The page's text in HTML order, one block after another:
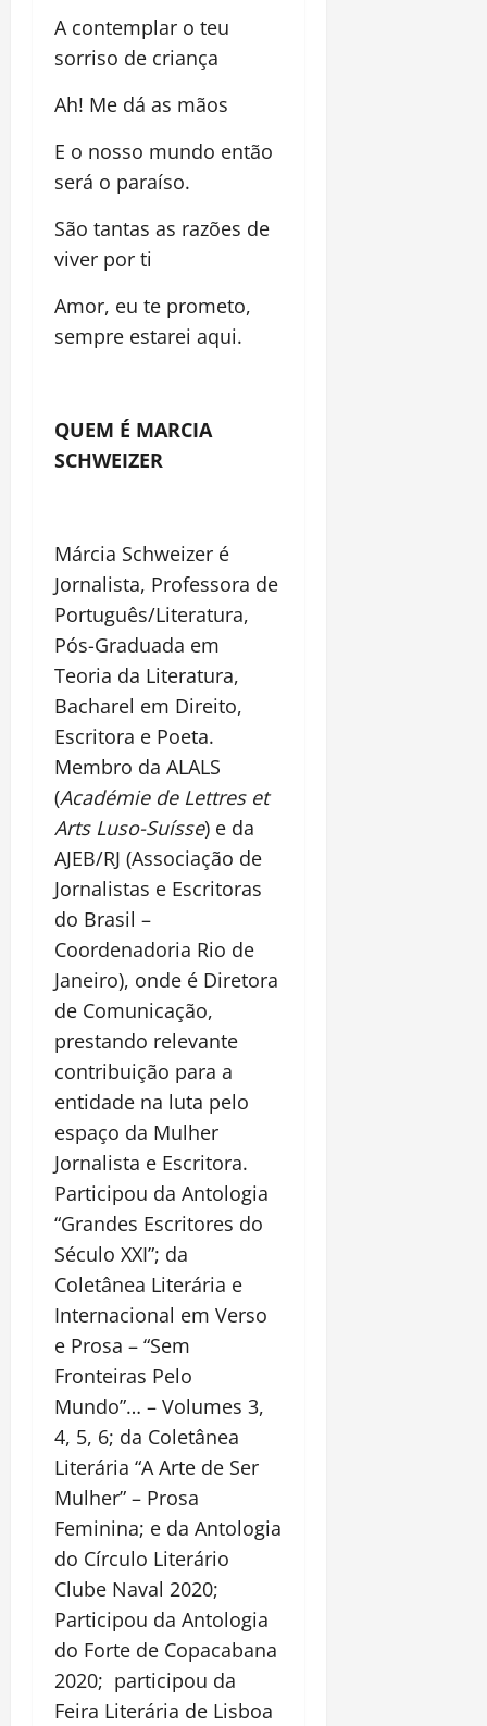
A contemplar o teu
sorriso de criança
Ah! Me dá as mãos
E o nosso mundo então
será o paraíso.
São tantas as razões de
viver por ti
Amor, eu te prometo,
sempre estarei aqui.
QUEM É MARCIA
SCHWEIZER
Márcia Schweizer é
Jornalista, Professora de
Português/Literatura,
Pós-Graduada em
Teoria da Literatura,
Bacharel em Direito,
Escritora e Poeta.
Membro da ALALS
(Académie de Lettres et
Arts Luso-Suísse) e da
AJEB/RJ (Associação de
Jornalistas e Escritoras
do Brasil –
Coordenadoria Rio de
Janeiro), onde é Diretora
de Comunicação,
prestando relevante
contribuição para a
entidade na luta pelo
espaço da Mulher
Jornalista e Escritora.
Participou da Antologia
“Grandes Escritores do
Século XXI”; da
Coletânea Literária e
Internacional em Verso
e Prosa – “Sem
Fronteiras Pelo
Mundo”… – Volumes 3,
4, 5, 6; da Coletânea
Literária “A Arte de Ser
Mulher” – Prosa
Feminina; e da Antologia
do Círculo Literário
Clube Naval 2020;
Participou da Antologia
do Forte de Copacabana
2020; participou da
Feira Literária de Lisboa